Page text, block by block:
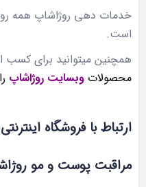
است.
همچنین میتوانید برای کسب
محصولات وبسایت روژاشاپ
ارتباط با فروشگاه
مراقبت پوست و مو